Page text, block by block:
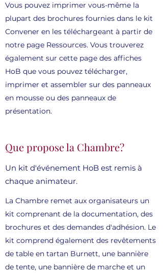
Vous pouvez imprimer vous-même la
plupart des brochures fournies dans le kit
Convener en les téléchargeant à partir de
notre page Ressources. Vous trouverez
également sur cette page des affiches
HoB que vous pouvez télécharger,
imprimer et assembler sur des panneaux
en mousse ou des panneaux de
présentation.
Que propose la Chambre?
Un kit d'événement HoB est remis à
chaque animateur.
La Chambre remet aux organisateurs un
kit comprenant de la documentation, des
brochures et des demandes d'adhésion. Le
kit comprend également des revêtements
de table en tartan Burnett, une bannière
de tente, une bannière de marche et un